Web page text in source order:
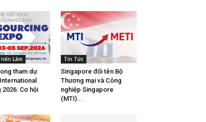
Lãm
tham dự
Cơ hội
Tin Tức
Singapore đổi tên Bộ
Thương mại và Công
nghiệp Singapore
(MTI)...